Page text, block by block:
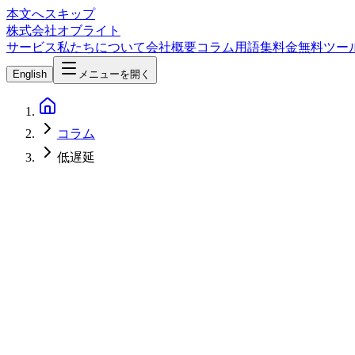
本文へスキップ
株式会社オブライト
サービス私たちについて会社概要コラム 用語集料金無料ツー
English メニューを開く
コラム
低遅延